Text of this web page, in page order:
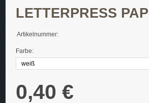
LETTERPRESS
Artikelnummer:
Farbe:
0,40 €